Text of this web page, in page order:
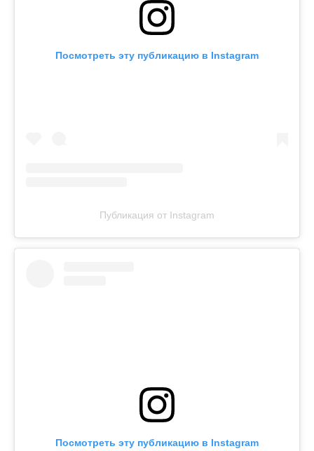
Посмотреть эту публикацию в Instagram
Публикация от Instagram
Посмотреть эту публикацию в Instagram